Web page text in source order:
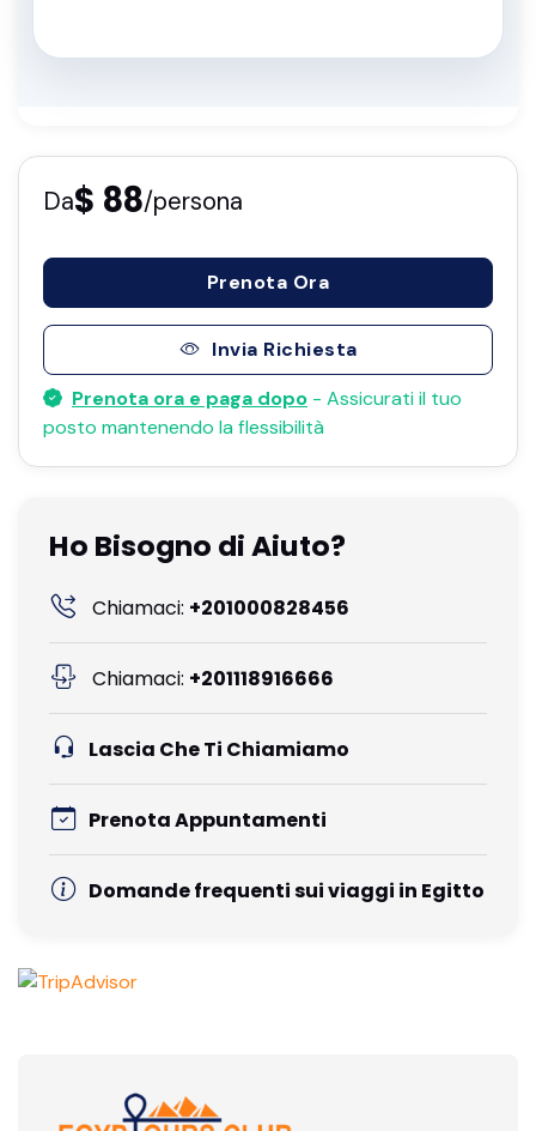
Da$ 88/persona
Prenota Ora
Invia Richiesta
Prenota ora e paga dopo - Assicurati il ​​tuo
posto mantenendo la flessibilità
Ho Bisogno di Aiuto?
Chiamaci: +201000828456
Chiamaci: +201118916666
Lascia Che Ti Chiamiamo
Prenota Appuntamenti
Domande frequenti sui viaggi in Egitto